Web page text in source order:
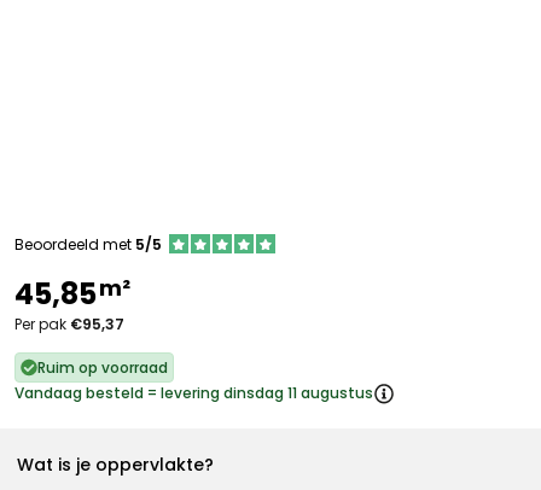
Beoordeeld met 5/5
45,85m²
Per pak €95,37
Ruim op voorraad
Vandaag besteld = levering dinsdag 11 augustus
Wat is je oppervlakte?